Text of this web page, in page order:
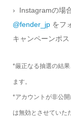
› Instagramの場
@fender_jpをフ
キャンペーンポス
*厳正なる抽選の結
ます。
*アカウントが非公
は無効とさせていた